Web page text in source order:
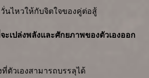
นไหวให้กับจิตใจของคู่ต่อสู้
ะเปล่งพลังและศักยภาพของตัวเองออก
ตัวเองสามารถบรรลุได้